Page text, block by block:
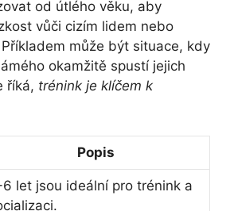
od útlého věku, aby
vůči cizím lidem nebo
může být situace, kdy
okamžitě spustí jejich
říká, trénink je klíčem k
Popis
let jsou ideální pro trénink a